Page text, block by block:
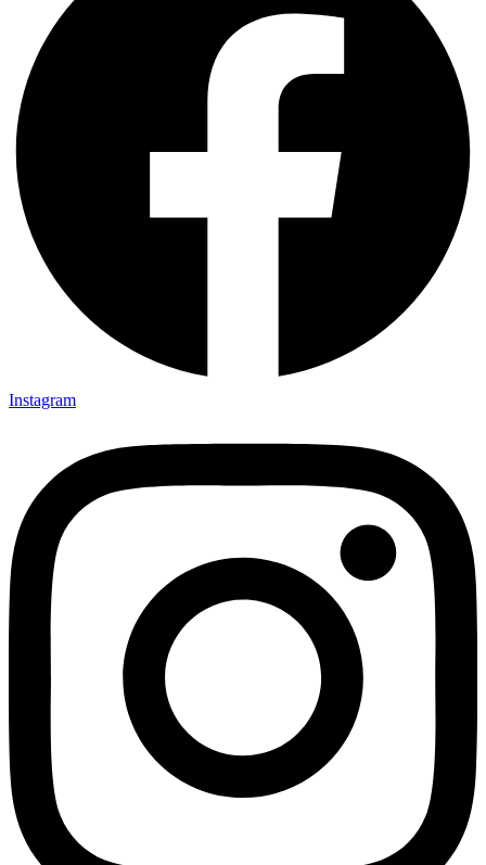
Instagram